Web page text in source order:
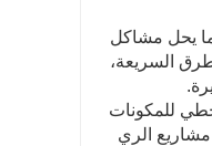
يحل مشاكل
السريعة،
للمكونات
الري